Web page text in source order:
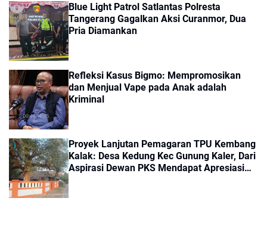
Blue Light Patrol Satlantas Polresta
Tangerang Gagalkan Aksi Curanmor, Dua
Pria Diamankan
Refleksi Kasus Bigmo: Mempromosikan
dan Menjual Vape pada Anak adalah
Kriminal
Proyek Lanjutan Pemagaran TPU Kembang
Kalak: Desa Kedung Kec Gunung Kaler, Dari
Aspirasi Dewan PKS Mendapat Apresiasi